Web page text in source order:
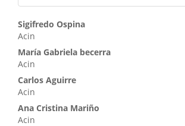
Contenido
principal
del
artículo
Sigifredo Ospina
Acin
María Gabriela becerra
Acin
Carlos Aguirre
Acin
Ana Cristina Mariño
Acin